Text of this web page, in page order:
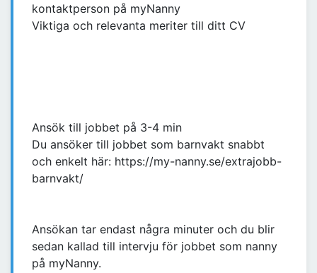
kontaktperson på myNanny
Viktiga och relevanta meriter till ditt CV
Ansök till jobbet på 3-4 min
Du ansöker till jobbet som barnvakt snabbt
och enkelt här: https://my-nanny.se/extrajobb-
barnvakt/
Ansökan tar endast några minuter och du blir
sedan kallad till intervju för jobbet som nanny
på myNanny.